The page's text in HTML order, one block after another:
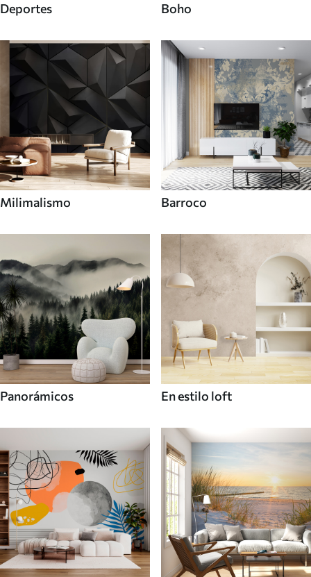
Deportes Boho
Milimalismo Barroco
Panorámicos En estilo loft